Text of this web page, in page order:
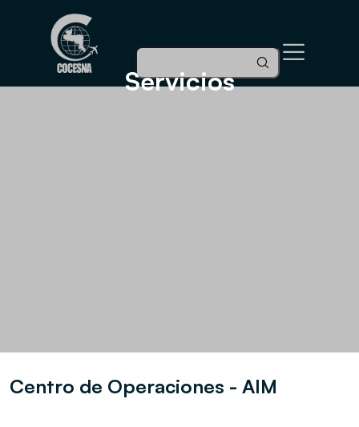
Servicios
Centro de Operaciones - AIM